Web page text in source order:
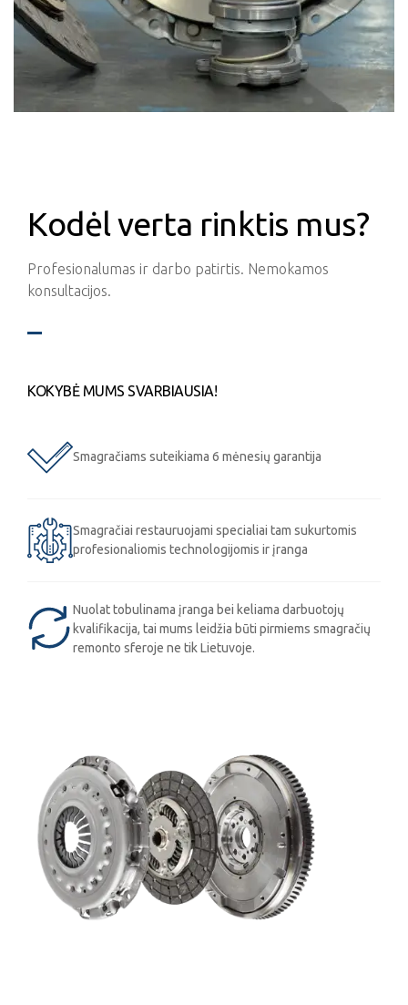
Kodėl verta rinktis mus?
Profesionalumas ir darbo patirtis. Nemokamos
konsultacijos.
KOKYBĖ MUMS SVARBIAUSIA!
Smagračiams suteikiama 6 mėnesių garantija
Smagračiai restauruojami specialiai tam sukurtomis
profesionaliomis technologijomis ir įranga
Nuolat tobulinama įranga bei keliama darbuotojų
kvalifikacija, tai mums leidžia būti pirmiems smagračių
remonto sferoje ne tik Lietuvoje.